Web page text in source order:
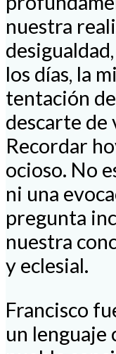
nuestra
los días, la
tentación
descarte de
Recordar
ocioso. No
ni una
pregunta
nuestra
y eclesial.
Francisco
un lenguaje